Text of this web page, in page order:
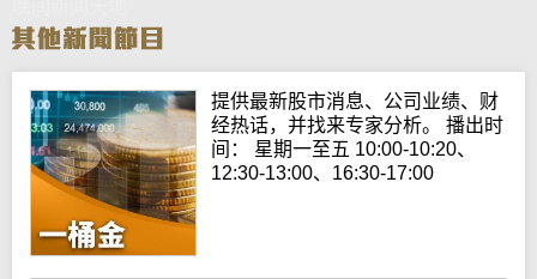
提供最新股市消息、公司业绩、财
经热话，并找来专家分析。 播出时
间： 星期一至五 10:00-10:20、
12:30-13:00、16:30-17:00